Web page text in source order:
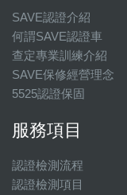
SAVE認證介紹
何謂SAVE認證車
查定專業訓練介紹
SAVE保修經營理念
5525認證保固
服務項目
認證檢測流程
認證檢測項目